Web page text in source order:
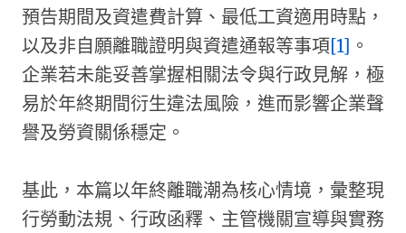
預告期間及資遣費計算、最低工資適用時點，
以及非自願離職證明與資遣通報等事項[1] 。
企業若未能妥善掌握相關法令與行政見解，極
易於年終期間衍生違法風險，進而影響企業聲
譽及勞資關係穩定。
基此，本篇以年終離職潮為核心情境，彙整現
行勞動法規、行政函釋、主管機關宣導與實務